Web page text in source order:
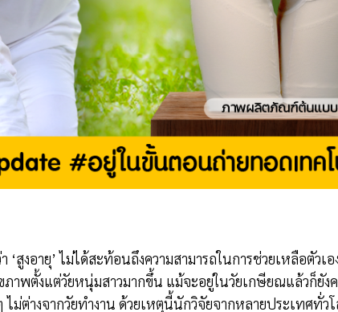
งอายุ’ ไม่ได้สะท้อนถึงความสามารถในการช่วยเหลือตัวเอ
พตั้งแต่วัยหนุ่มสาวมากขึ้น แม้จะอยู่ในวัยเกษียณแล้วก็ยัง
ม่ต่างจากวัยทำงาน ด้วยเหตุนี้นักวิจัยจากหลายประเทศทั่ว